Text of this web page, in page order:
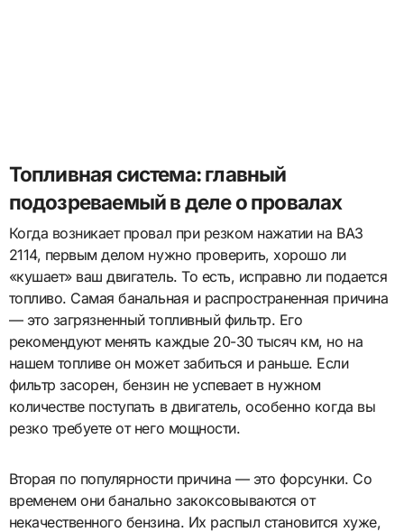
Топливная система: главный
подозреваемый в деле о провалах
Когда возникает провал при резком нажатии на ВАЗ
2114, первым делом нужно проверить, хорошо ли
«кушает» ваш двигатель. То есть, исправно ли подается
топливо. Самая банальная и распространенная причина
— это загрязненный топливный фильтр. Его
рекомендуют менять каждые 20-30 тысяч км, но на
нашем топливе он может забиться и раньше. Если
фильтр засорен, бензин не успевает в нужном
количестве поступать в двигатель, особенно когда вы
резко требуете от него мощности.
Вторая по популярности причина — это форсунки. Со
временем они банально закоксовываются от
некачественного бензина. Их распыл становится хуже,